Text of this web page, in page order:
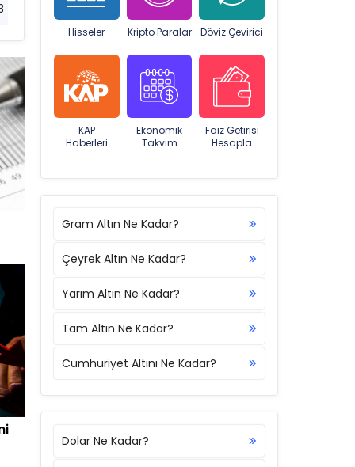
Hisseler Kripto Paralar Döviz Çevirici
KAP
Haberleri
Ekonomik
Takvim
Faiz Getirisi
Hesapla
Gram Altın Ne Kadar?
Çeyrek Altın Ne Kadar?
Yarım Altın Ne Kadar?
Tam Altın Ne Kadar?
Cumhuriyet Altını Ne Kadar?
Dolar Ne Kadar?